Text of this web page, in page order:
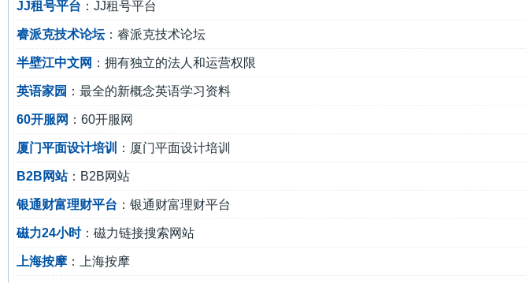
JJ租号平台 ：JJ租号平台
睿派克技术论坛：睿派克技术论坛
半壁江中文网 ：拥有独立的法人和运营权限
英语家园 ：最全的新概念英语学习资料
60开服网 ：60开服网
厦门平面设计培训 ：厦门平面设计培训
B2B网站：B2B网站
银通财富理财平台 ：银通财富理财平台
磁力24小时：磁力链接搜索网站
上海按摩 ：上海按摩